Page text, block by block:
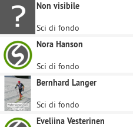
Non visibile
Sci di fondo
Nora Hanson
Sci di fondo
Bernhard Langer
Sci di fondo
Eveliina Vesterinen